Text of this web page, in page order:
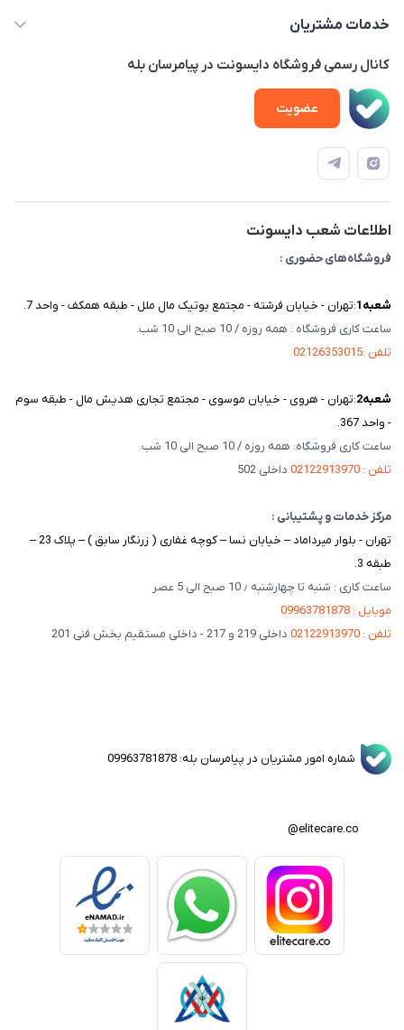
پلاک 23 – طبقه 3
خانه
ویدئو‌های آموزشی
دفترچه راهنمای محصولات
درباره ما
تماس با ما
خدمات مشتریان
امور مشتریان
حساب کاربری
قوانین و مقررات
کانال رسمی فروشگاه دایسونت در پیامرسان بله
عضویت
اطلاعات شعب دایسونت
فروشگاه‌های حضوری :
شعبه‌1 :تهران - خیابان فرشته - مجتمع بوتیک مال ملل - طبقه همکف - واحد 7.
ساعت کاری فروشگاه : همه روزه / 10 صبح الی 10 شب.
تلفن :02126353015
شعبه‌2 :تهران - هروی - خیابان موسوی - مجتمع تجاری هدیش مال - طبقه سوم
- واحد 367.
ساعت کاری فروشگاه: همه روزه / 10 صبح الی 10 شب.
تلفن : 02122913970
داخلی 502
مرکز خدمات و پشتیبانی :
تهران - بلوار میرداماد – خیابان نسا – کوچه غفاری ( زرنگار سابق ) – پلاک 23 –
طبقه 3.
ساعت کاری : شنبه تا چهارشنبه ٫ 10 صبح الی 5 عصر
موبایل : 09963781878
تلفن : 02122913970
داخلی 219 و 217 - داخلی مستقیم بخش فنی 201
شماره امور مشتریان در پیامرسان بله: 09963781878